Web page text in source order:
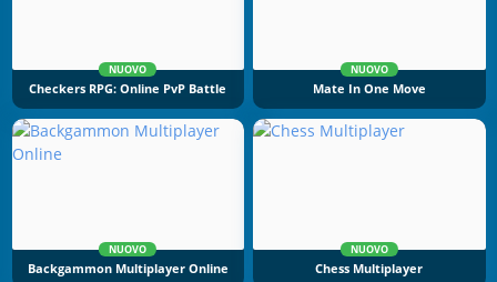
NUOVO
Checkers RPG: Online PvP Battle
NUOVO
Mate In One Move
NUOVO
Backgammon Multiplayer Online
NUOVO
Chess Multiplayer